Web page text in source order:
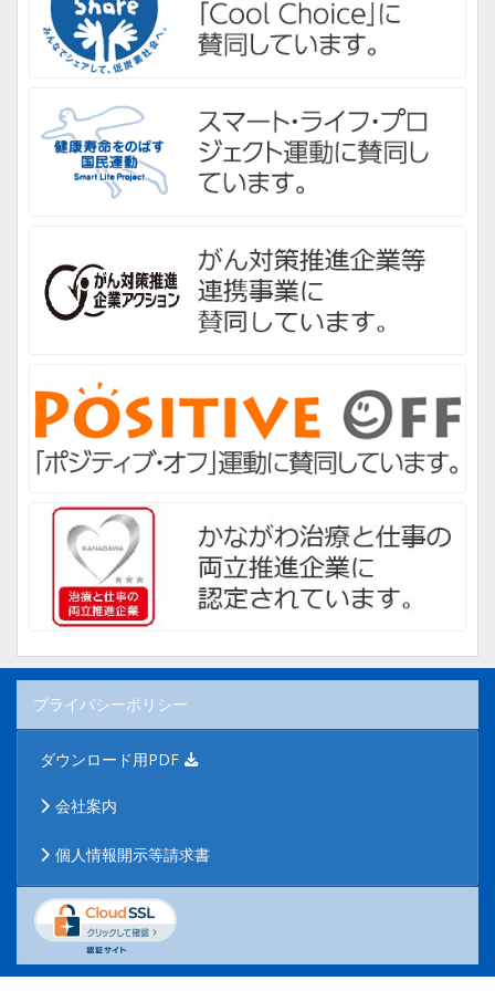
プライバシーポリシー
ダウンロード用PDF
会社案内
個人情報開示等請求書